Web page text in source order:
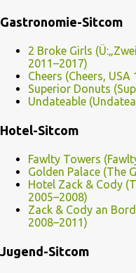
Gastronomie-Sitcom
2 Broke Girls
2011–2017)
Cheers (Cheers, USA
Superior Donuts
Undateable
Hotel-Sitcom
Fawlty Towers
Golden Palace (The
Hotel Zack & Cody
2005–2008)
Zack & Cody an
2008–2011)
Jugend-Sitcom